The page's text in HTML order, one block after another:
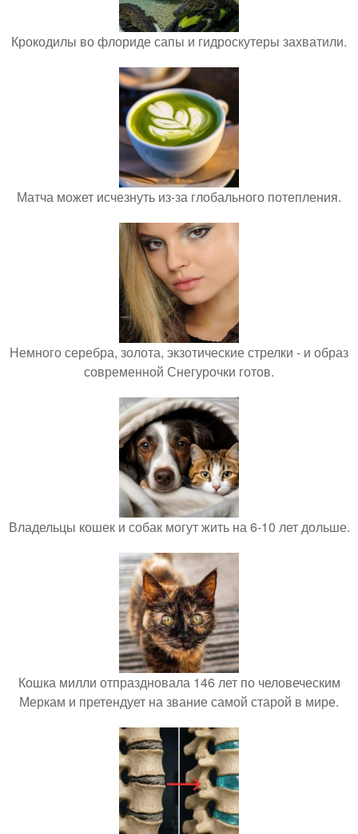
Крокодилы во флориде сапы и гидроскутеры захватили.
Матча может исчезнуть из-за глобального потепления.
Немного серебра, золота, экзотические стрелки - и образ
современной Снегурочки готов.
Владельцы кошек и собак могут жить на 6-10 лет дольше.
Кошка милли отпраздновала 146 лет по человеческим
Меркам и претендует на звание самой старой в мире.